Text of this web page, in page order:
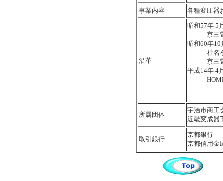
事業内容
各種変圧器
沿革
昭和57年 5
京三電
昭和60年10
社名を
京三電
平成14年 4
HOME
所属団体
宇治市商工
近畿変成器
取引銀行
京都銀
京都信用